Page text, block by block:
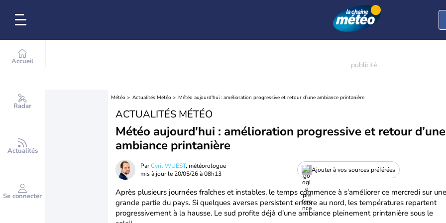
Accueil
Radar
Actualités
Se connecter
Météo Actualités Météo Météo aujourd'hui : amélioration progressive et retour d’une ambiance printanière
ACTUALITÉS MÉTÉO
Météo aujourd'hui : amélioration progressive et retour d’une
ambiance printanière
ParCyril WUEST, météorologue
mis à jour le 20/05/26 à 08h13
Ajouter à vos sources préférées
Après plusieurs journées fraîches et instables, le temps commence à s’améliorer ce mercredi sur une
grande partie du pays. Si quelques averses persistent encore au nord, les températures repartent
progressivement à la hausse. Le sud profite déjà d’une ambiance pleinement printanière sous le